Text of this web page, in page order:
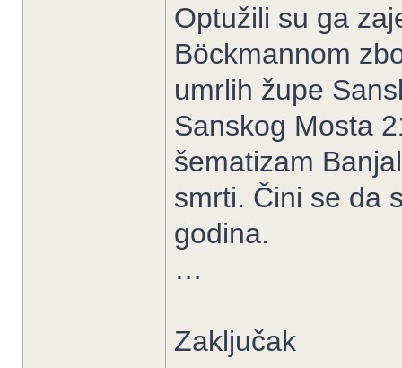
Optužili su ga
Böckmannom
umrlih župe
Sanskog Mosta
šematizam
smrti. Čini se da
godina.
…
Zaključak